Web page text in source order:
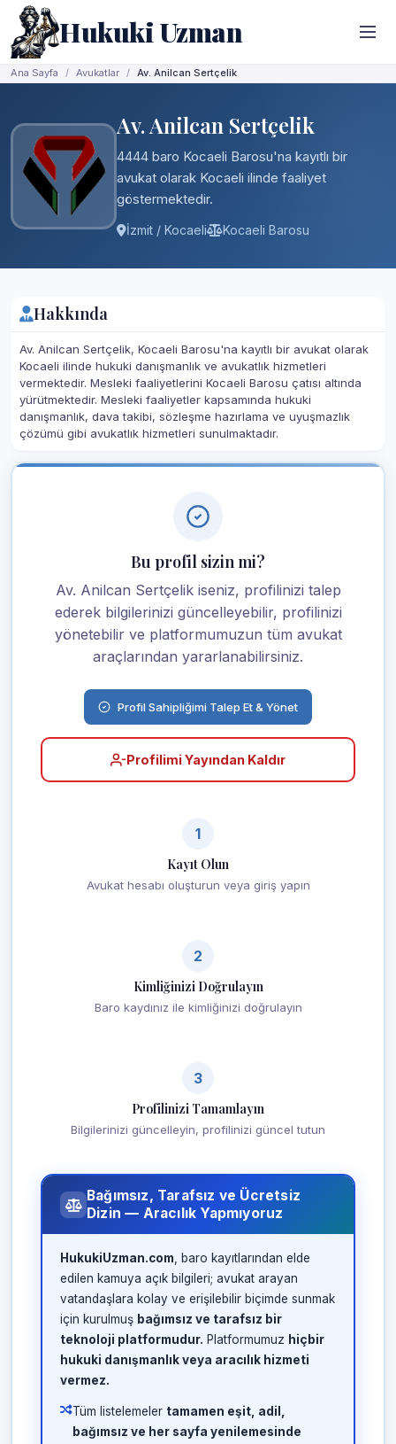
Hukuki Uzman
Ana Sayfa Avukatlar Av. Anilcan Sertçelik
Av. Anilcan Sertçelik
4444 baro Kocaeli Barosu'na kayıtlı bir
avukat olarak Kocaeli ilinde faaliyet
göstermektedir.
İzmit / Kocaeli Kocaeli Barosu
Hakkında
Av. Anilcan Sertçelik, Kocaeli Barosu'na kayıtlı bir avukat olarak
Kocaeli ilinde hukuki danışmanlık ve avukatlık hizmetleri
vermektedir. Mesleki faaliyetlerini Kocaeli Barosu çatısı altında
yürütmektedir. Mesleki faaliyetler kapsamında hukuki
danışmanlık, dava takibi, sözleşme hazırlama ve uyuşmazlık
çözümü gibi avukatlık hizmetleri sunulmaktadır.
Bu profil sizin mi?
Av. Anilcan Sertçelik iseniz, profilinizi talep
ederek bilgilerinizi güncelleyebilir, profilinizi
yönetebilir ve platformumuzun tüm avukat
araçlarından yararlanabilirsiniz.
Profil Sahipliğimi Talep Et & Yönet
Profilimi Yayından Kaldır
1
Kayıt Olun
Avukat hesabı oluşturun veya giriş yapın
2
Kimliğinizi Doğrulayın
Baro kaydınız ile kimliğinizi doğrulayın
3
Profilinizi Tamamlayın
Bilgilerinizi güncelleyin, profilinizi güncel tutun
Bağımsız, Tarafsız ve Ücretsiz
Dizin — Aracılık Yapmıyoruz
HukukiUzman.com , baro kayıtlarından elde
edilen kamuya açık bilgileri; avukat arayan
vatandaşlara kolay ve erişilebilir biçimde sunmak
için kurulmuş bağımsız ve tarafsız bir
teknoloji platformudur. Platformumuz hiçbir
hukuki danışmanlık veya aracılık hizmeti
vermez.
Tüm listelemeler tamamen eşit, adil,
bağımsız ve her sayfa yenilemesinde